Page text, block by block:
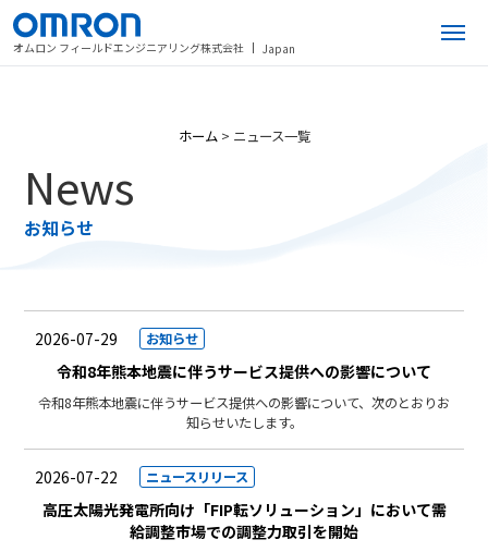
オムロン フィールドエンジニアリング株式会社 Japan
ホーム > ニュース一覧
News
お知らせ
2026-07-29 お知らせ
令和8年熊本地震に伴うサービス提供への影響について
令和8年熊本地震に伴うサービス提供への影響について、次のとおりお
知らせいたします。
2026-07-22 ニュースリリース
高圧太陽光発電所向け「FIP転ソリューション」において需
給調整市場での調整力取引を開始